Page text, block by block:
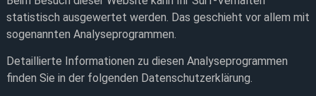
statistisch ausgewertet werden. Das geschieht vor allem mit
sogenannten Analyseprogrammen.
Detaillierte Informationen zu diesen Analyseprogrammen
finden Sie in der folgenden Datenschutzerklärung.